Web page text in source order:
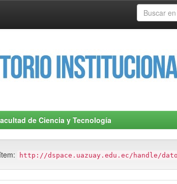
de Ciencia y Tecnología
http://dspace.uazuay.edu.ec/handle/